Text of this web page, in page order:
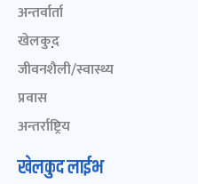
अन्तर्वार्ता
खेलकुद़़
जीवनशैली/स्वास्थ्य
प्रवास
अन्तर्राष्ट्रिय
खेलकुद लाईभ